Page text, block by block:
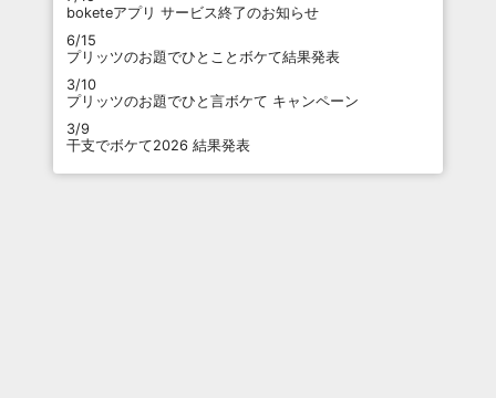
boketeアプリ サービス終了のお知らせ
6/15
プリッツのお題でひとことボケて結果発表
3/10
プリッツのお題でひと言ボケて キャンペーン
3/9
干支でボケて2026 結果発表